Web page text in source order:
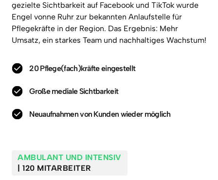
gezielte Sichtbarkeit auf Facebook und TikTok
Engel vonne Ruhr zur bekannten Anlaufstelle
Pflegekräfte in der Region. Das Ergebnis:
Umsatz, ein starkes Team und nachhaltiges
20 Pflege(fach)kräfte eingestellt
Große mediale Sichtbarkeit
Neuaufnahmen von Kunden wieder möglich
AMBULANT UND INTENSIV
| 120 MITARBEITER